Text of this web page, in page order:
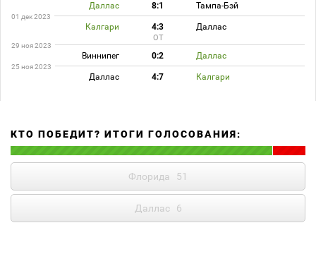
Даллас 8:1 Тампа-Бэй
01 дек 2023
Калгари 4:3 Даллас
ОТ
29 ноя 2023
Виннипег 0:2 Даллас
25 ноя 2023
Даллас 4:7 Калгари
КТО ПОБЕДИТ? ИТОГИ ГОЛОСОВАНИЯ:
Флорида 51
Даллас 6